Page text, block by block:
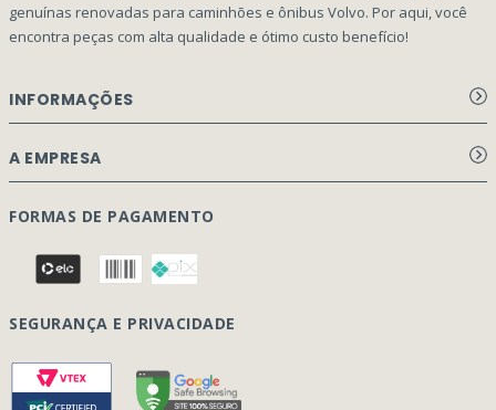
genuínas renovadas para caminhões e ônibus Volvo. Por aqui, você
encontra peças com alta qualidade e ótimo custo benefício!
INFORMAÇÕES
Aviso de privacidade Dex Peças
Perguntas Frequentes
Formulário Garantia/Devolução
Rastreamento de pedidos
A EMPRESA
Página Principal
Quem Somos
Onde Estamos
Contato
FORMAS DE PAGAMENTO
SEGURANÇA E PRIVACIDADE